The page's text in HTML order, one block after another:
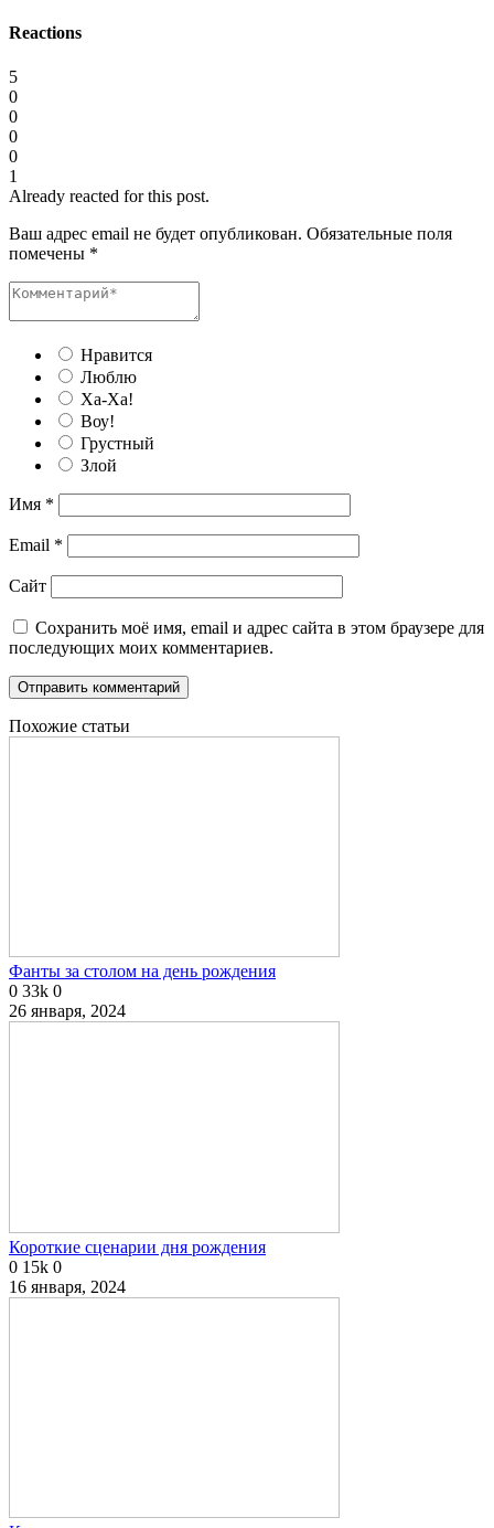
Reactions
5
0
0
0
0
1
Already reacted for this post.
Ваш адрес email не будет опубликован. Обязательные поля
помечены *
Нравится
Люблю
Ха-Ха!
Воу!
Грустный
Злой
Имя *
Email *
Сайт
Сохранить моё имя, email и адрес сайта в этом браузере для
последующих моих комментариев.
Похожие статьи
Фанты за столом на день рождения
0 33k 0
26 января, 2024
Короткие сценарии дня рождения
0 15k 0
16 января, 2024